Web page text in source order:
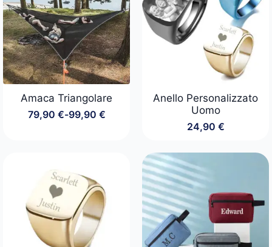
Amaca Triangolare
79,90 €-99,90 €
Fascia
a
99,90 €
Anello Personalizzato
Uomo
24,90 €